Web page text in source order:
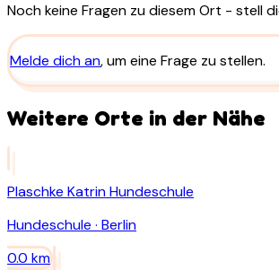
Noch keine Fragen zu diesem Ort - stell
Melde dich an, um eine Frage zu stellen.
Weitere Orte in der Nähe
Plaschke Katrin Hundeschule
Hundeschule · Berlin
0.0 km